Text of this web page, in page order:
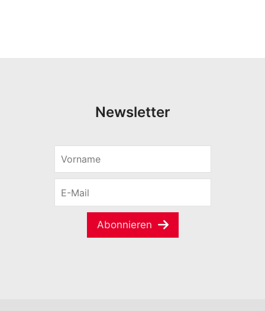
Newsletter
r
m
M
Abonnieren